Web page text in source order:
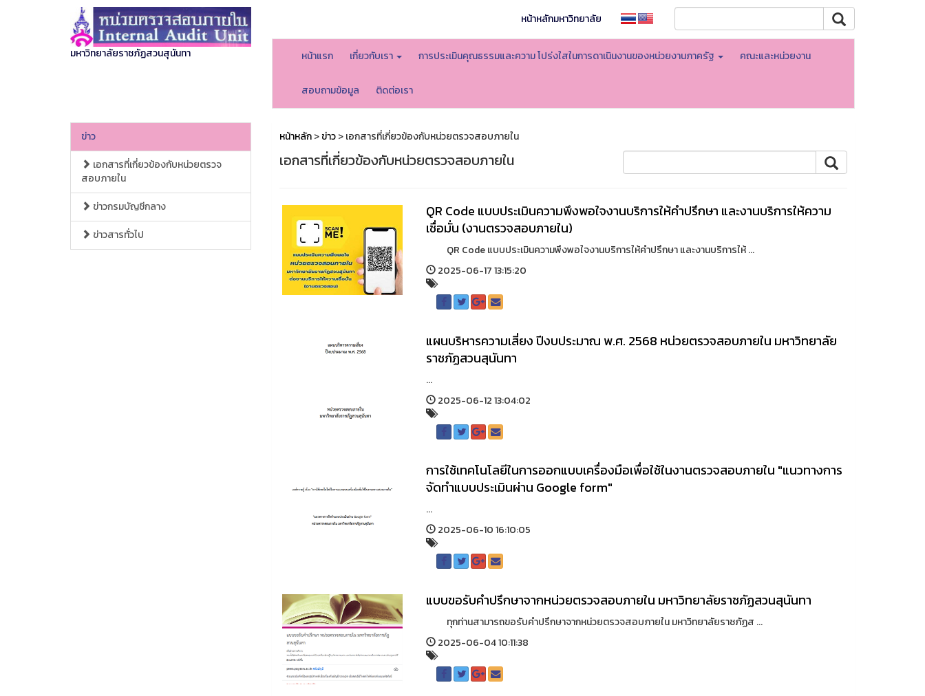
มหาวิทยาลัยราชภัฏสวนสุนันทา
หน้าหลักมหาวิทยาลัย
หน้าแรก เกี่ยวกับเรา การประเมินคุณธรรมและความ โปร่งใสในการดาเนินงานของหน่วยงานภาครัฐ คณะและหน่วยงาน
สอบถามข้อมูล ติดต่อเรา
ข่าว
เอกสารที่เกี่ยวข้องกับหน่วยตรวจ
สอบภายใน
ข่าวกรมบัญชีกลาง
ข่าวสารทั่วไป
หน้าหลัก>ข่าว> เอกสารที่เกี่ยวข้องกับหน่วยตรวจสอบภายใน
เอกสารที่เกี่ยวข้องกับหน่วยตรวจสอบภายใน
QR Code แบบประเมินความพึงพอใจงานบริการให้คำปรึกษา และงานบริการให้ความ
เชื่อมั่น (งานตรวจสอบภายใน)
QR Code แบบประเมินความพึงพอใจงานบริการให้คำปรึกษา และงานบริการให้ ...
2025-06-17 13:15:20
แผนบริหารความเสี่ยง ปีงบประมาณ พ.ศ. 2568 หน่วยตรวจสอบภายใน มหาวิทยาลัย
ราชภัฏสวนสุนันทา
...
2025-06-12 13:04:02
การใช้เทคโนโลยีในการออกแบบเครื่องมือเพื่อใช้ในงานตรวจสอบภายใน "แนวทางการ
จัดทำแบบประเมินผ่าน Google form"
...
2025-06-10 16:10:05
แบบขอรับคำปรึกษาจากหน่วยตรวจสอบภายใน มหาวิทยาลัยราชภัฏสวนสุนันทา
ทุกท่านสามารถขอรับคำปรึกษาจากหน่วยตรวจสอบภายใน มหาวิทยาลัยราชภัฏส ...
2025-06-04 10:11:38